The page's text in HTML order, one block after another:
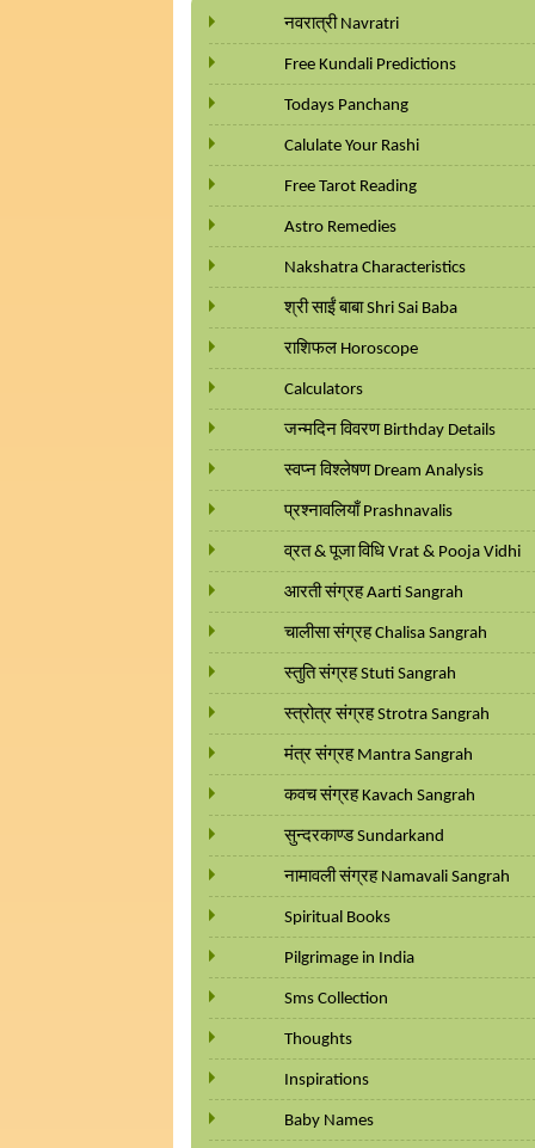
नवरात्री Navratri
Free Kundali Predictions
Todays Panchang
Calulate Your Rashi
Free Tarot Reading
Astro Remedies
Nakshatra Characteristics
श्री साईं बाबा Shri Sai Baba
राशिफल Horoscope
Calculators
जन्मदिन विवरण Birthday Details
स्वप्न विश्लेषण Dream Analysis
प्रश्नावलियाँ Prashnavalis
व्रत & पूजा विधि Vrat & Pooja Vidhi
आरती संग्रह Aarti Sangrah
चालीसा संग्रह Chalisa Sangrah
स्तुति संग्रह Stuti Sangrah
स्त्रोत्र संग्रह Strotra Sangrah
मंत्र संग्रह Mantra Sangrah
कवच संग्रह Kavach Sangrah
सुन्दरकाण्ड Sundarkand
नामावली संग्रह Namavali Sangrah
Spiritual Books
Pilgrimage in India
Sms Collection
Thoughts
Inspirations
Baby Names